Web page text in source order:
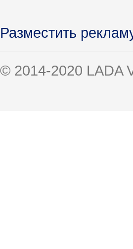
Разместить
© 2014-2020 LADA